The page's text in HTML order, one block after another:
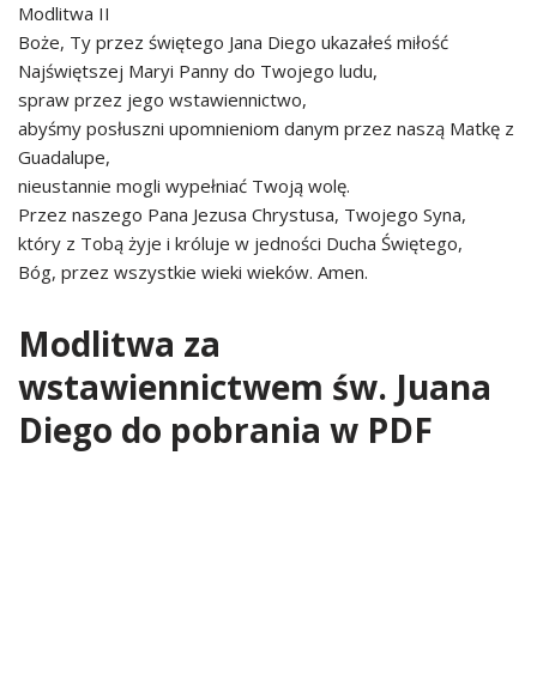
Modlitwa II
Boże, Ty przez świętego Jana Diego ukazałeś miłość
Najświętszej Maryi Panny do Twojego ludu,
spraw przez jego wstawiennictwo,
abyśmy posłuszni upomnieniom danym przez naszą Matkę z
Guadalupe,
nieustannie mogli wypełniać Twoją wolę.
Przez naszego Pana Jezusa Chrystusa, Twojego Syna,
który z Tobą żyje i króluje w jedności Ducha Świętego,
Bóg, przez wszystkie wieki wieków. Amen.
Modlitwa za
wstawiennictwem św. Juana
Diego do pobrania w PDF